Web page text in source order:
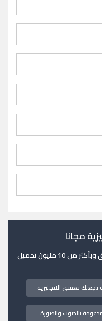
مجانا
مليون تحميل
تجعلك تعشق الانجليزية
بالصوت والصورة